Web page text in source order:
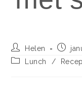
Helen
Lunch
/